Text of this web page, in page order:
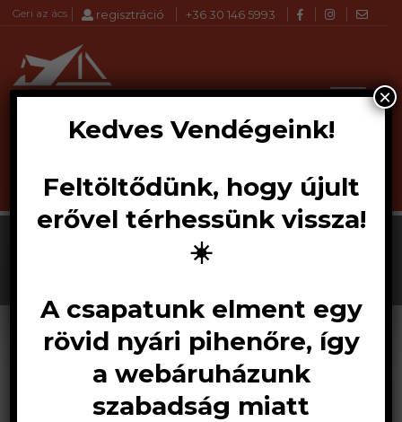
Geri az ács regisztráció +36 30 146 5993
Products
KERESÉS
Kedves Vendégeink!
Feltöltődünk, hogy újult
erővel térhessünk vissza!
☀️
A csapatunk elment egy
rövid nyári pihenőre, így
a webáruházunk
szabadság miatt
×